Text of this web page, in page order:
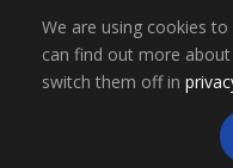
Copyright 2025
We are using cookies
can find out more
switch them off in